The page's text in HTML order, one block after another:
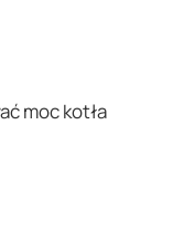
moc kotła